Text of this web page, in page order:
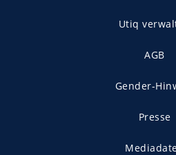
Utiq
AGB
Gender-
Presse